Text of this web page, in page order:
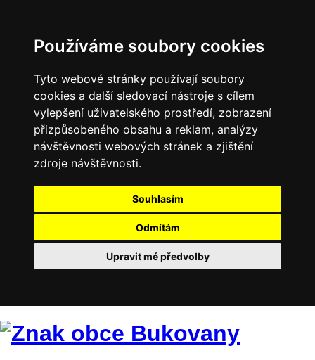
Používáme soubory cookies
Tyto webové stránky používají soubory
cookies a další sledovací nástroje s cílem
vylepšení uživatelského prostředí, zobrazení
přizpůsobeného obsahu a reklam, analýzy
návštěvnosti webových stránek a zjištění
zdroje návštěvnosti.
Souhlasím
Odmítám
Upravit mé předvolby